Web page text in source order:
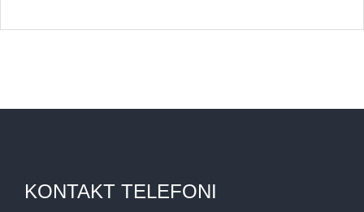
KONTAKT TELEFONI